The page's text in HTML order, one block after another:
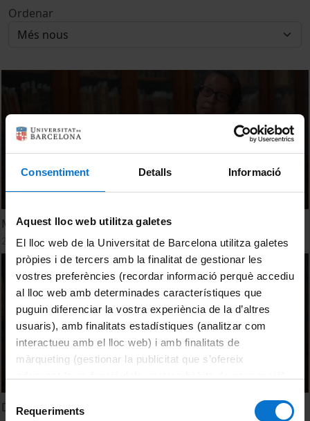
Consentiment Detalls Informació
Aquest lloc web utilitza galetes
El lloc web de la Universitat de Barcelona utilitza galetes
pròpies i de tercers amb la finalitat de gestionar les
vostres preferències (recordar informació perquè accediu
al lloc web amb determinades característiques que
puguin diferenciar la vostra experiència de la d’altres
usuaris), amb finalitats estadístiques (analitzar com
interactueu amb el lloc web) i amb finalitats de
màrqueting (gestionar la publicitat que s’ofereix
consultar laPolítica de galetes del lloc web de la
de Requeriments
Ordenar
Montse Celdran. El cicle vital: naixement i mort
28 octubre, 2021
David Márquez. El cicle vital: naixement i mort